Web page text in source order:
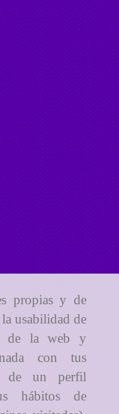
propias y de
usabilidad de
de la web y
con tus
de un perfil
hábitos de